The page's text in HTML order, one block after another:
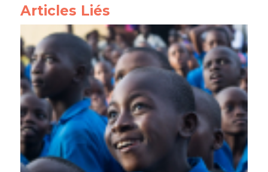
Articles Liés